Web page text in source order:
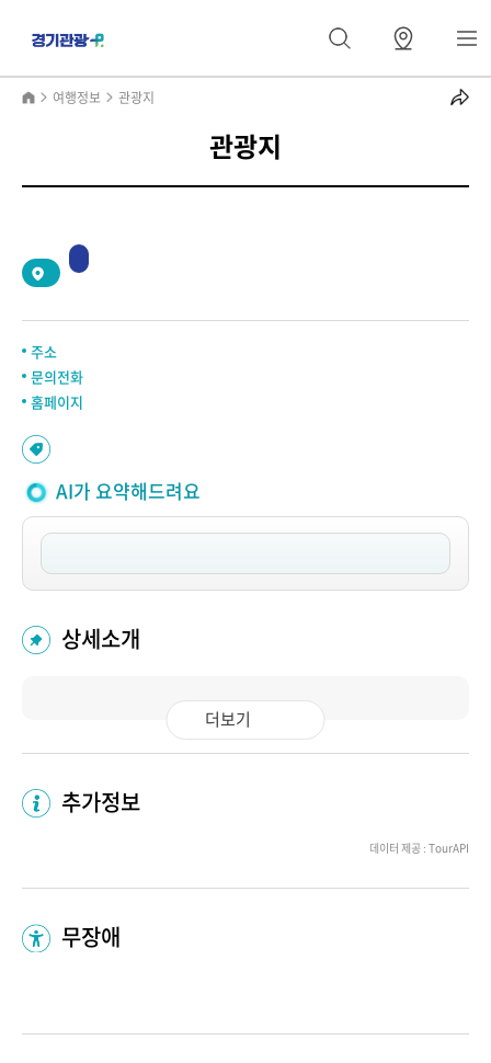
여행정보 관광지
관광지
주소
문의전화
홈페이지
AI가 요약해드려요
상세소개
더보기
추가정보
데이터 제공 : TourAPI
무장애